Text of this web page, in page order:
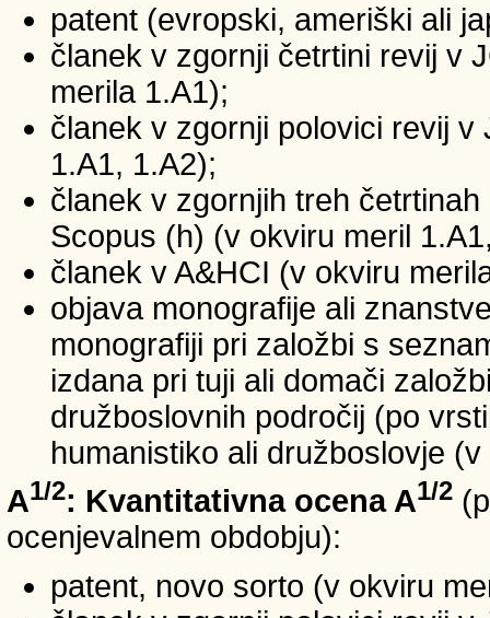
patent (evropski, ameriški ali
članek v zgornji četrtini revij v
merila 1.A1);
članek v zgornji polovici revij
1.A1, 1.A2);
članek v zgornjih treh
Scopus (h) (v okviru meril
članek v A&HCI (v okviru
objava monografije ali
monografiji pri založbi s
izdana pri tuji ali domači
družboslovnih področij (po
humanistiko ali družboslovje
A1/2: Kvantitativna ocena A1/2
ocenjevalnem obdobju):
patent, novo sorto (v okviru